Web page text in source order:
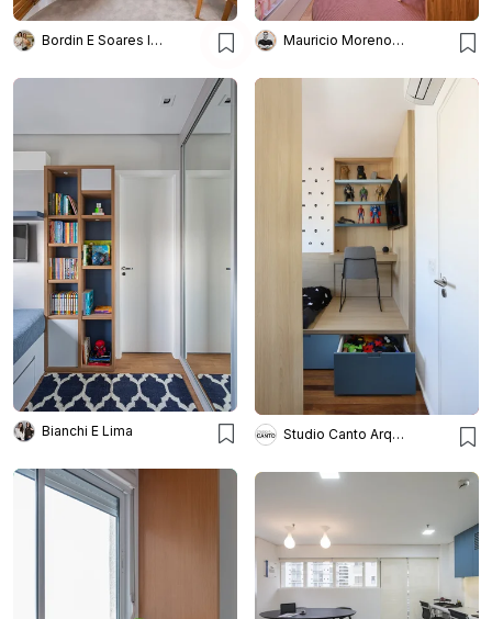
Bordin E Soares Interiores Mauricio Moreno Fotografia
Bianchi E Lima Studio Canto Arquitetura